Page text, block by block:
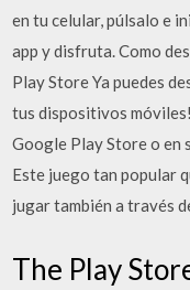
en tu celular, púlsalo e
app y disfruta. Como
Play Store Ya puedes
tus dispositivos
Google Play Store o en
Este juego tan popular
jugar también a través
The Play